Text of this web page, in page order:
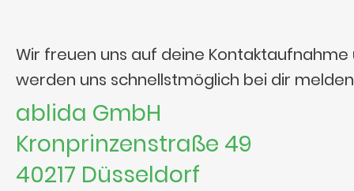
Wir freuen uns auf deine Kontaktaufnahme
werden uns schnellstmöglich bei dir
ablida GmbH
Kronprinzenstraße 49
40217 Düsseldorf